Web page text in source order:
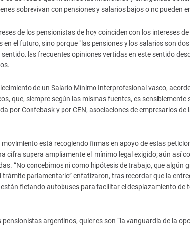
sobrevivan con pensiones y salarios bajos o no pueden
de los pensionistas de hoy coinciden con los intereses
en el futuro, sino porque "las pensiones y los salarios son
las frecuentes opiniones vertidas en este sentido
de un Salario Mínimo Interprofesional vasco,
que, siempre según las mismas fuentes, es
por Confebask y por CEN, asociaciones de empresarios
está recogiendo firmas en apoyo de estas
cifra supera ampliamente el mínimo legal exigido; aún así
“No concebimos ni como hipótesis de trabajo, que
trámite parlamentario” enfatizaron, tras recordar que la
fletando autobuses para facilitar el desplazamiento de
argentinos, quienes son “la vanguardia de la